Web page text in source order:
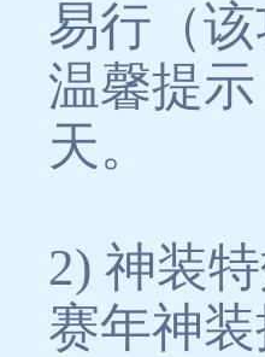
易行（
温馨提
天。
2) 神装
赛年神